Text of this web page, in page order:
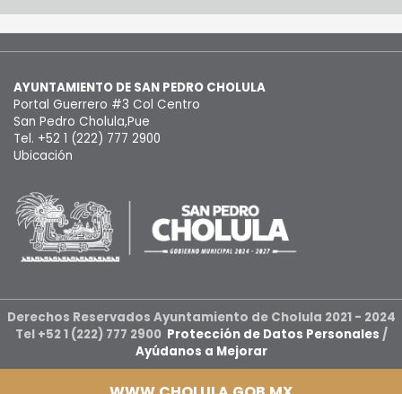
AYUNTAMIENTO DE SAN PEDRO CHOLULA
Portal Guerrero #3 Col Centro
San Pedro Cholula,Pue
Tel. +52 1 (222) 777 2900
Ubicación
Derechos Reservados Ayuntamiento de Cholula 2021 - 2024
Tel +52 1 (222) 777 2900 Protección de Datos Personales /
Ayúdanos a Mejorar